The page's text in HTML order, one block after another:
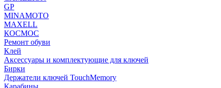
GP
MINAMOTO
MAXELL
КОСМОС
Ремонт обуви
Клей
Аксессуары и комплектующие для ключей
Бирки
Держатели ключей TouchMemory
Карабины